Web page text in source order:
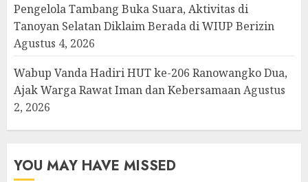
Pengelola Tambang Buka Suara, Aktivitas di
Tanoyan Selatan Diklaim Berada di WIUP Berizin
Agustus 4, 2026
Wabup Vanda Hadiri HUT ke-206 Ranowangko Dua,
Ajak Warga Rawat Iman dan KebersamaanAgustus
2, 2026
YOU MAY HAVE MISSED